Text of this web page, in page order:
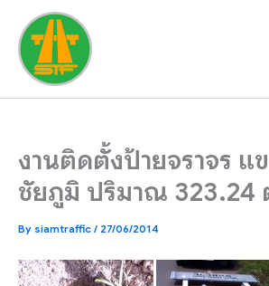
content
งานติดตั้งป้ายจราจร แ
ชัยภูมิ ปริมาณ 323.24
By siamtraffic / 27/06/2014